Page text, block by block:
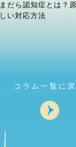
まだら認知症とは？
しい対応方法
コラム一覧に戻